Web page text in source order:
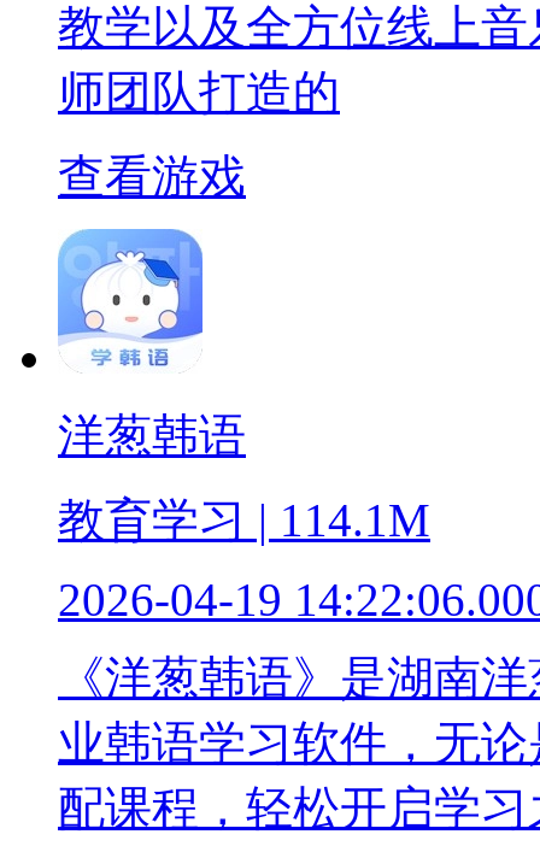
教学以及全方位线上
师团队打造的
查看游戏
洋葱韩语
教育学习 | 114.1M
2026-04-19
《洋葱韩语》是湖南
业韩语学习软件，无
配课程，轻松开启学